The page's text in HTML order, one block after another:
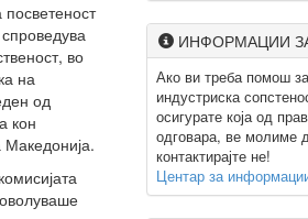
во
на
од
кон
Македонија.
ИНФОРМАЦИИ
Ако ви треба помош
индустриска
осигурате која од
одговара, ве молиме
контактирајте не!
Центар за